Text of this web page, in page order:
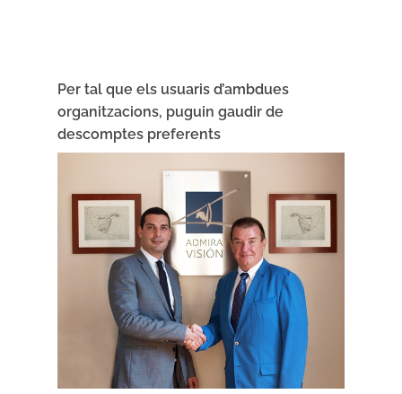
Per tal que els usuaris d’ambdues
organitzacions, puguin gaudir de
descomptes preferents